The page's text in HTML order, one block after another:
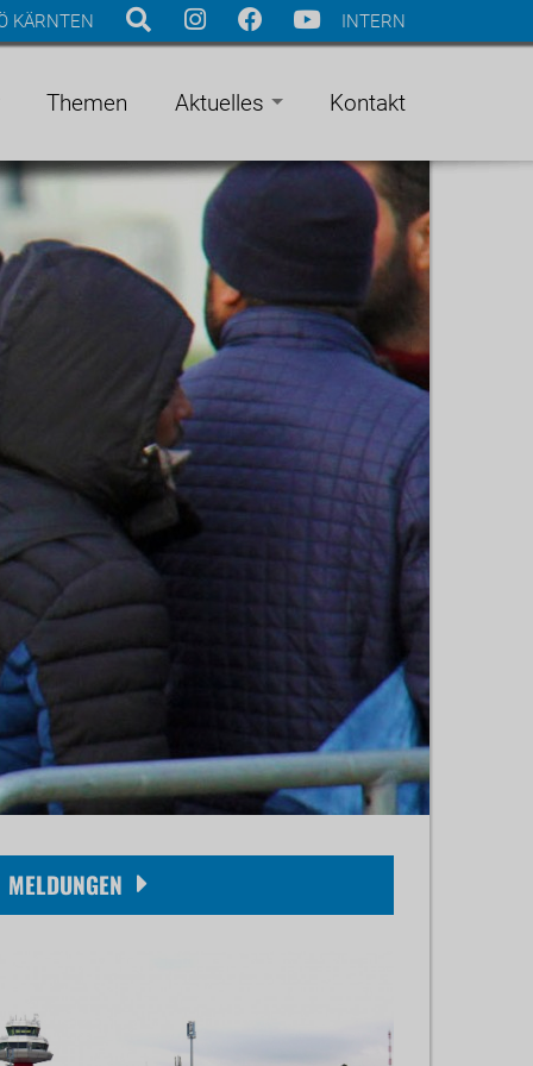
INTERN
KÄRNTEN
Themen Aktuelles Kontakt
MELDUNGEN